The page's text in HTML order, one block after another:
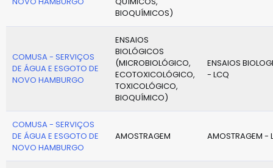
BIOQUÍMICOS)
COMUSA - SERVIÇOS
DE ÁGUA E ESGOTO DE
NOVO HAMBURGO
ENSAIOS
BIOLÓGICOS
(MICROBIOLÓGICO,
ECOTOXICOLÓGICO,
TOXICOLÓGICO,
BIOQUÍMICO)
ENSAIOS
- LCQ
COMUSA - SERVIÇOS
DE ÁGUA E ESGOTO DE
NOVO HAMBURGO
AMOSTRAGEM AMOSTRAGEM -